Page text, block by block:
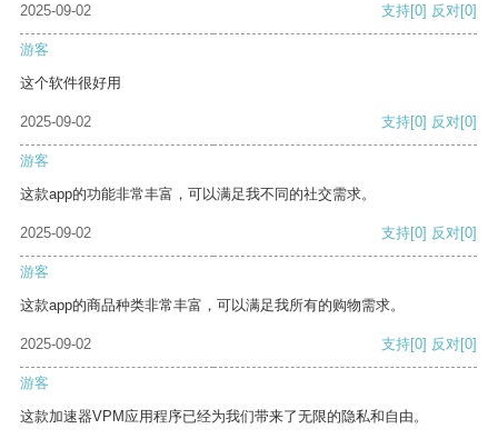
2025-09-02
支持[0] 反对[0]
游客
这个软件很好用
2025-09-02 支持[0] 反对[0]
游客
这款app的功能非常丰富，可以满足我不同的社交需求。
2025-09-02 支持[0] 反对[0]
游客
这款app的商品种类非常丰富，可以满足我所有的购物需求。
2025-09-02 支持[0] 反对[0]
游客
这款加速器VPM应用程序已经为我们带来了无限的隐私和自由。